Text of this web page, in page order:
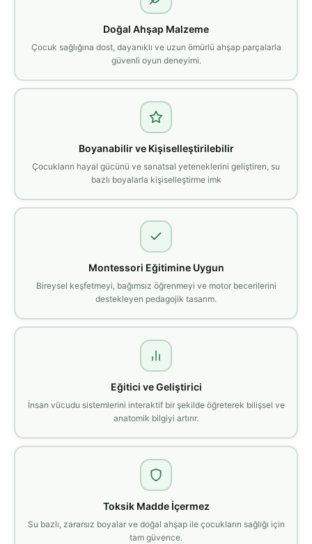
Doğal Ahşap Malzeme
Çocuk sağlığına dost, dayanıklı ve uzun ömürlü ahşap parçalarla
güvenli oyun deneyimi.
Boyanabilir ve Kişiselleştirilebilir
Çocukların hayal gücünü ve sanatsal yeteneklerini geliştiren, su
bazlı boyalarla kişiselleştirme imk
Montessori Eğitimine Uygun
Bireysel keşfetmeyi, bağımsız öğrenmeyi ve motor becerilerini
destekleyen pedagojik tasarım.
Eğitici ve Geliştirici
İnsan vücudu sistemlerini interaktif bir şekilde öğreterek bilişsel ve
anatomik bilgiyi artırır.
Toksik Madde İçermez
Su bazlı, zararsız boyalar ve doğal ahşap ile çocukların sağlığı için
tam güvence.